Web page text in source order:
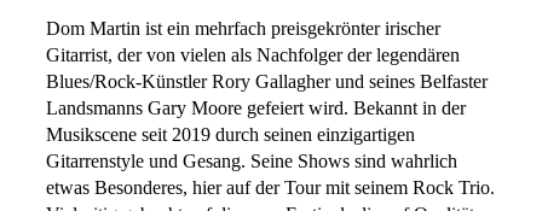
Dom Martin ist ein mehrfach preisgekrönter irischer
Gitarrist, der von vielen als Nachfolger der legendären
Blues/Rock-Künstler Rory Gallagher und seines Belfaster
Landsmanns Gary Moore gefeiert wird. Bekannt in der
Musikscene seit 2019 durch seinen einzigartigen
Gitarrenstyle und Gesang. Seine Shows sind wahrlich
etwas Besonderes, hier auf der Tour mit seinem Rock Trio.